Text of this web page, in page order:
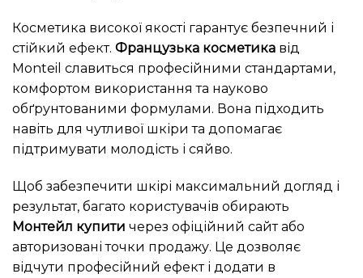
Косметика високої якості гарантує безпечний і
стійкий ефект. Французька косметика від
Monteil славиться професійними стандартами,
комфортом використання та науково
обґрунтованими формулами. Вона підходить
навіть для чутливої шкіри та допомагає
підтримувати молодість і сяйво.
Щоб забезпечити шкірі максимальний догляд і
результат, багато користувачів обирають
Монтейл купити через офіційний сайт або
авторизовані точки продажу. Це дозволяє
відчути професійний ефект і додати в